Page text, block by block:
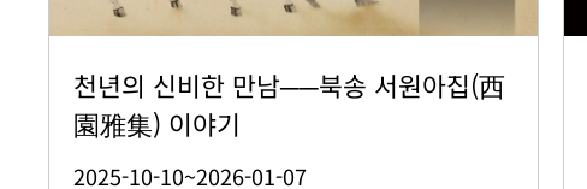
천년의 신비한 만남──북송 서원아집(西
園雅集) 이야기
2025-10-10~2026-01-07